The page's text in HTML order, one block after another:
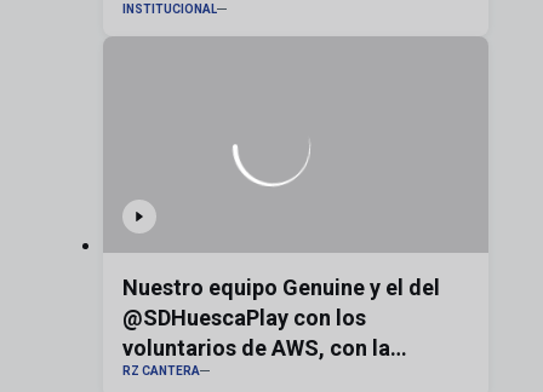
INSTITUCIONAL
Nuestro equipo Genuine y el del
@SDHuescaPlay con los
voluntarios de AWS, con la
bandera de Aragón
RZ CANTERA